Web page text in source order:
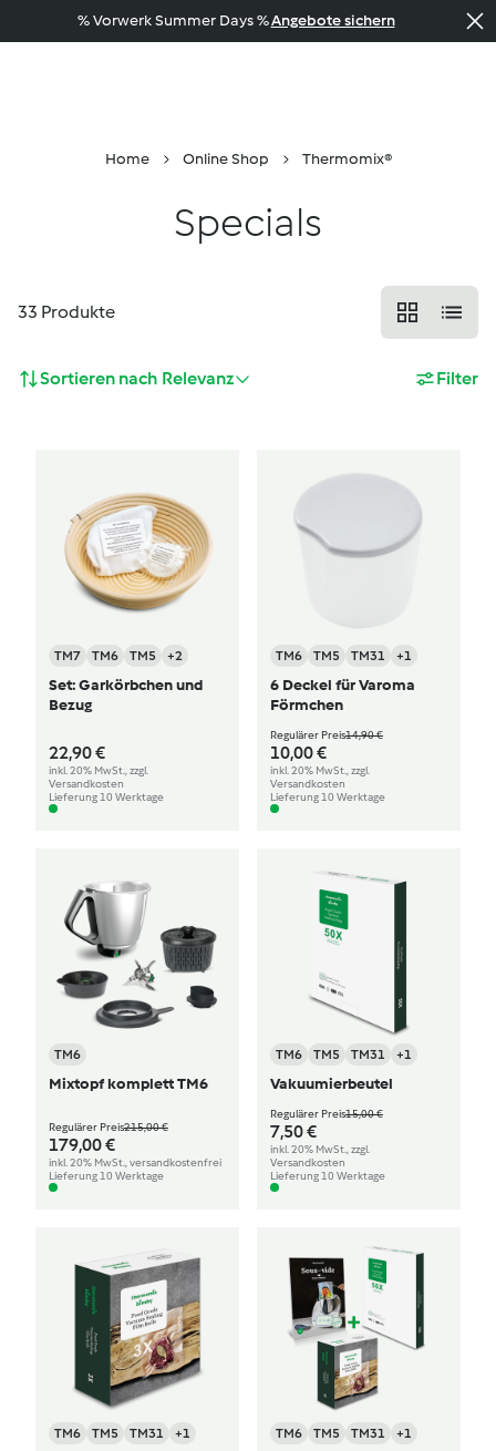
% Vorwerk Summer Days %Angebote sichern
Home Online Shop Thermomix®
Specials
33 Produkte
Sortieren nach Relevanz Filter
TM7 TM6 TM5 +2
Set: Garkörbchen und
Bezug
22,90 €
inkl. 20% MwSt., zzgl.
Versandkosten
Lieferung 10 Werktage
TM6 TM5 TM31 +1
6 Deckel für Varoma
Förmchen
Regulärer Preis14,90 €
10,00 €
inkl. 20% MwSt., zzgl.
Versandkosten
Lieferung 10 Werktage
TM6
Mixtopf komplett TM6
Regulärer Preis215,00 €
179,00 €
inkl. 20% MwSt., versandkostenfrei
Lieferung 10 Werktage
TM6 TM5 TM31 +1
Vakuumierbeutel
Regulärer Preis15,00 €
7,50 €
inkl. 20% MwSt., zzgl.
Versandkosten
Lieferung 10 Werktage
TM6 TM5 TM31 +1 TM6 TM5 TM31 +1